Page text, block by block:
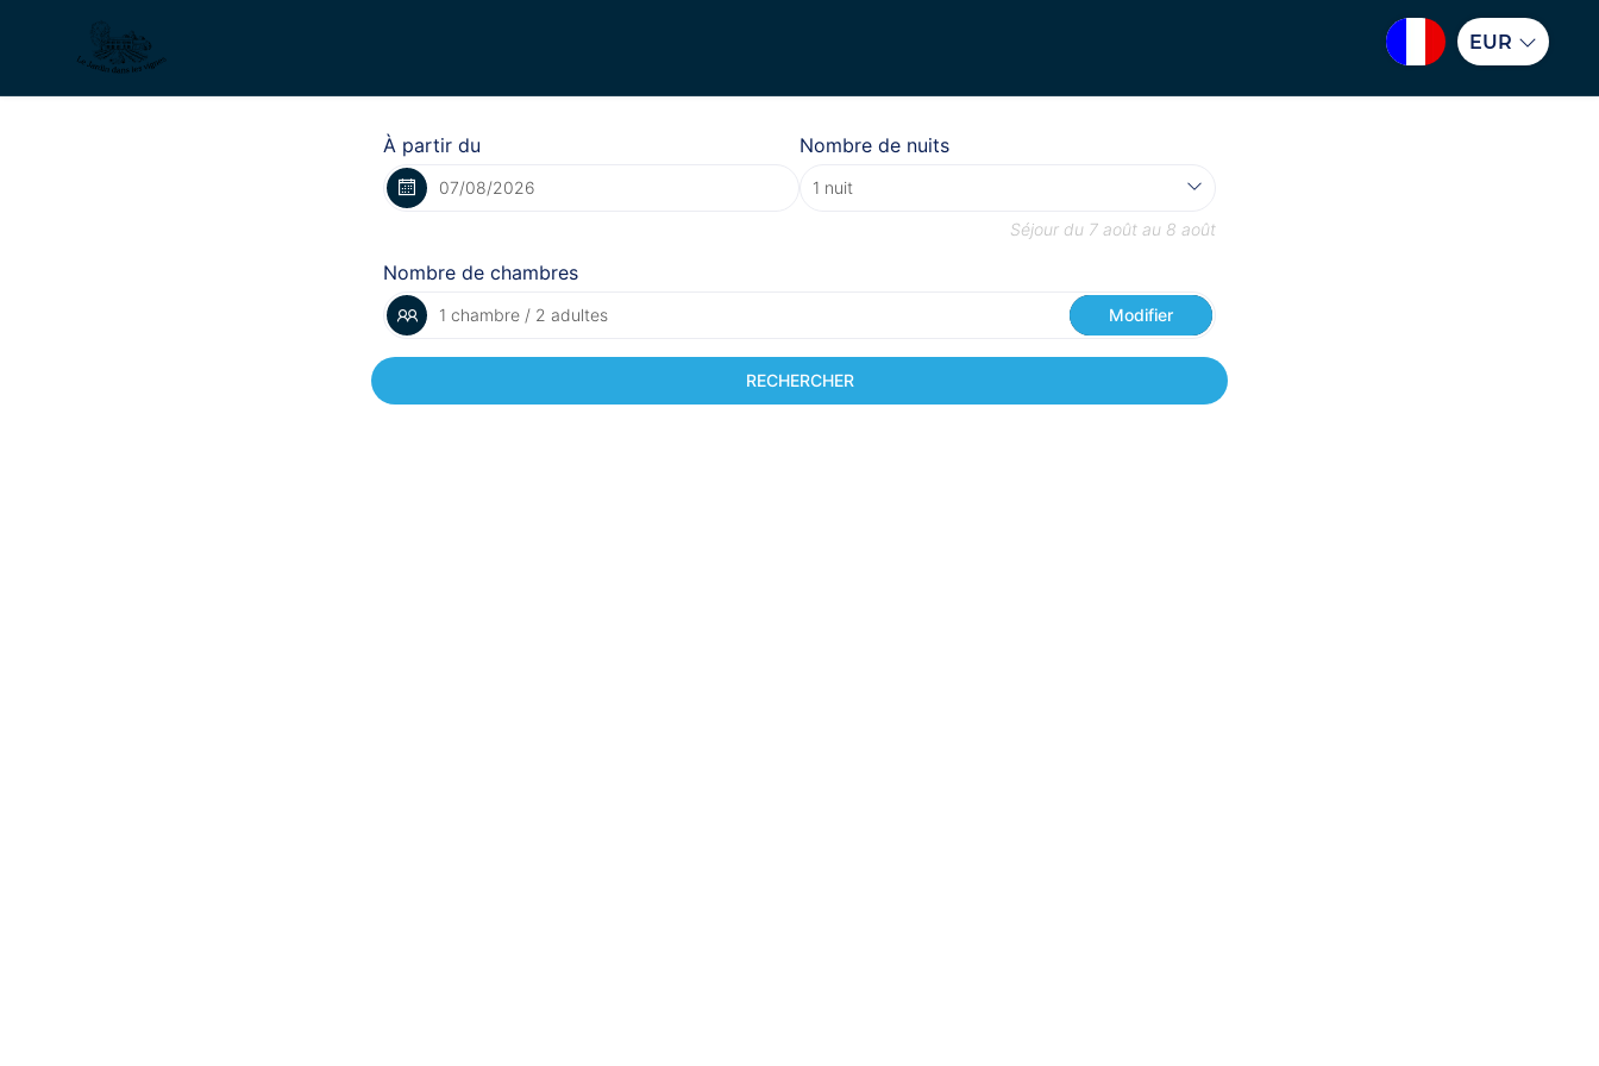
EUR
À partir du Nombre de nuits
Séjour du 7 août au 8 août
Nombre de chambres
1 chambre / 2 adultes Modifier